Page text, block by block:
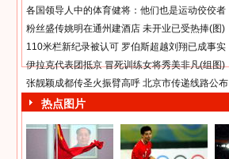
各国领导人中的体育健将：他们也是运动佼佼者
粉丝盛传姚明在通州建酒店 未开业已受热捧(图)
110米栏新纪录被认可 罗伯斯超越刘翔已成事实
伊拉克代表团抵京 冒死训练女将秀美非凡(组图)
张靓颖成都传圣火振臂高呼 北京市传递线路公布
热点图片